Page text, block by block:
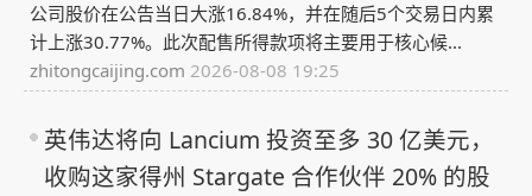
公司股价在公告当日大涨16.84%，并在随后5个交易日内累
计上涨30.77%。此次配售所得款项将主要用于核心候...
zhitongcaijing.com 2026-08-08 19:25
英伟达将向 Lancium 投资至多 30 亿美元，
收购这家得州 Stargate 合作伙伴 20% 的股